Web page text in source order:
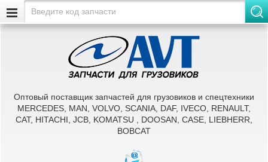
Оптовый поставщик запчастей для грузовиков и спецтехники
MERCEDES, MAN, VOLVO, SCANIA, DAF, IVECO, RENAULT,
CAT, HITACHI, JCB, KOMATSU , DOOSAN, CASE, LIEBHERR,
BOBCAT